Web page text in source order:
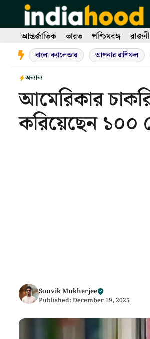
contentআন্তর্জাতিক ভারত পশ্চিমবঙ্গ
বাংলা ক্যালেন্ডার আপনার রাশিফল
অন্যান্য
আমেরিকার
করিয়েছেন ১০০
Souvik Mukherjee
Published: December 19, 2025